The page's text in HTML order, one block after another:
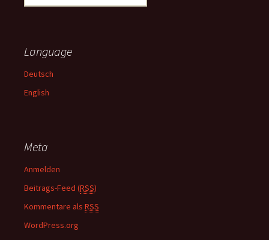
u
n
n
c
Language
Deutsch
English
Meta
Anmelden
Beitrags-Feed (RSS)
Kommentare als RSS
WordPress.org